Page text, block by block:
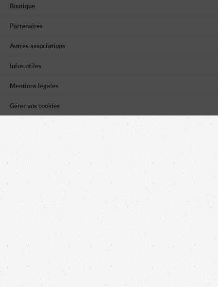
Boutique
Partenaires
Autres associations
Infos utiles
Mentions légales
Gérer vos cookies